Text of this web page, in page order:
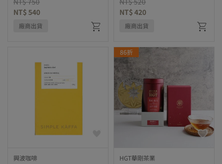
NT$ 540
廠商出貨
NT$ 420
廠商出貨
興波咖啡 HGT華剛茶業
86折